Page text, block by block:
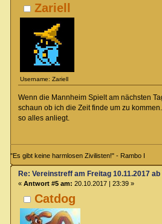
Zariell
Username: Zariell
Wenn die Mannheim Spielt am nächsten
schaun ob ich die Zeit finde um zu
so alles anliegt.
"Es gibt keine harmlosen Zivilisten!" - Rambo I
Catdog
Re: Vereinstreff am Freitag 10.11.2017
« Antwort #5 am: 20.10.2017 | 23:39 »